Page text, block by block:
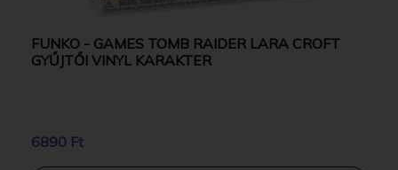
FUNKO - GAMES TOMB RAIDER LARA CROFT
GYŰJTŐI VINYL KARAKTER
6890 Ft